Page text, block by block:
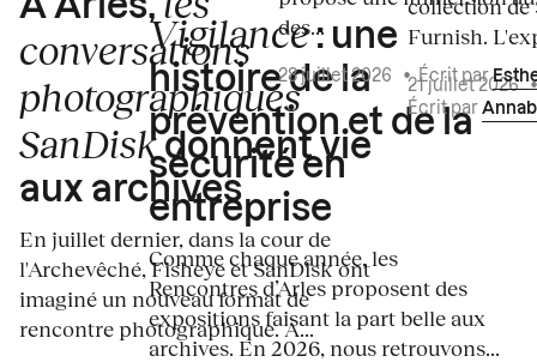
conversations
photographiques
SanDiskdonnent vie
aux archives
En juillet dernier, dans la cour de
l'Archevêché, Fisheye et SanDisk ont
imaginé un nouveau format de
rencontre photographique. À...
Vigilance: une
histoire de la
prévention et de la
sécurité en
entreprise
Comme chaque année, les
Rencontres d’Arles proposent des
expositions faisant la part belle aux
archives. En 2026, nous retrouvons...
des...
28 juillet 2026 •Écrit par
collection de
Furnish.
21 juillet 2026
Écrit par